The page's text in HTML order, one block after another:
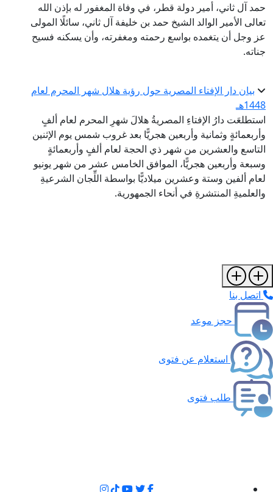
حمد آل ثاني، أمير دولة قطر، في وفاة المغفور له بإذن الله
تعالى الأمير الوالد الشيخ حمد بن خليفة آل ثاني، سائلًا المولى
عز وجل أن يتغمده بواسع رحمته ومغفرته، وأن يسكنه فسيح
جناته.
بيان دار الإفتاء المصرية حول رؤية هلال شهر المحرم لعام
1448هـ
استطلعَت دارُ الإفتاءِ المصريةُ هلالَ شهرِ المحرم لعام ألفٍ
وأربعمائةٍ وثمانية وأربعين هجريًّا بعد غروب شمس يوم الإثنين
التاسع والعشرين من شهر ذي الحجة لعام ألفٍ وأربعمائةٍ
وسبعة وأربعين هجريًّا، الموافق الخامس عشر من شهر يونيو
لعام ألفين وستة وعشرين ميلاديًّا بواسطة اللِّجان الشرعيةِ
والعلميةِ المنتشرةِ في أنحاء الجمهورية.
اتصل بنا
حجز موعد
استعلام عن فتوى
طلب فتوى